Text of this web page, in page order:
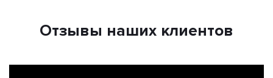
Отзывы наших клиентов